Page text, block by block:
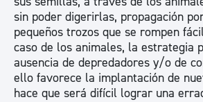
sin poder digerirlas, propagación
pequeños trozos que se rompen
caso de los animales, la estrategia
ausencia de depredadores y/o de
ello favorece la implantación de
hace que será difícil lograr una